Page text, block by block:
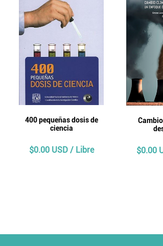
400 pequeñas dosis de
ciencia
$0.00 USD / Libre $0.00